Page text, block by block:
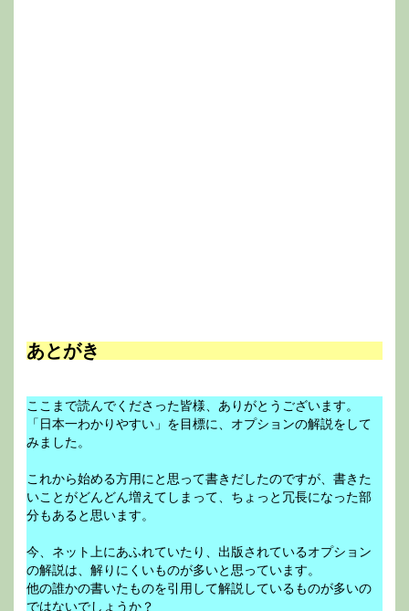
あとがき
ここまで読んでくださった皆様、ありがとうございます。
「日本一わかりやすい」を目標に、オプションの解説をして
みました。
これから始める方用にと思って書きだしたのですが、書きた
いことがどんどん増えてしまって、ちょっと冗長になった部
分もあると思います。
今、ネット上にあふれていたり、出版されているオプション
の解説は、解りにくいものが多いと思っています。
他の誰かの書いたものを引用して解説しているものが多いの
ではないでしょうか？